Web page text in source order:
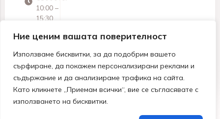
Ние ценим вашата поверителност
Използваме бисквитки, за да подобрим вашето
сърфиране, да покажем персонализирани реклами и
съдържание и да анализираме трафика на сайта.
Като кликнете „Приемам всички“, вие се съгласявате с
използването на бисквитки.
10:00 –
15:30
Почивен
© 2026 МАРТЕА ДЗЗД | Всички права запазени.